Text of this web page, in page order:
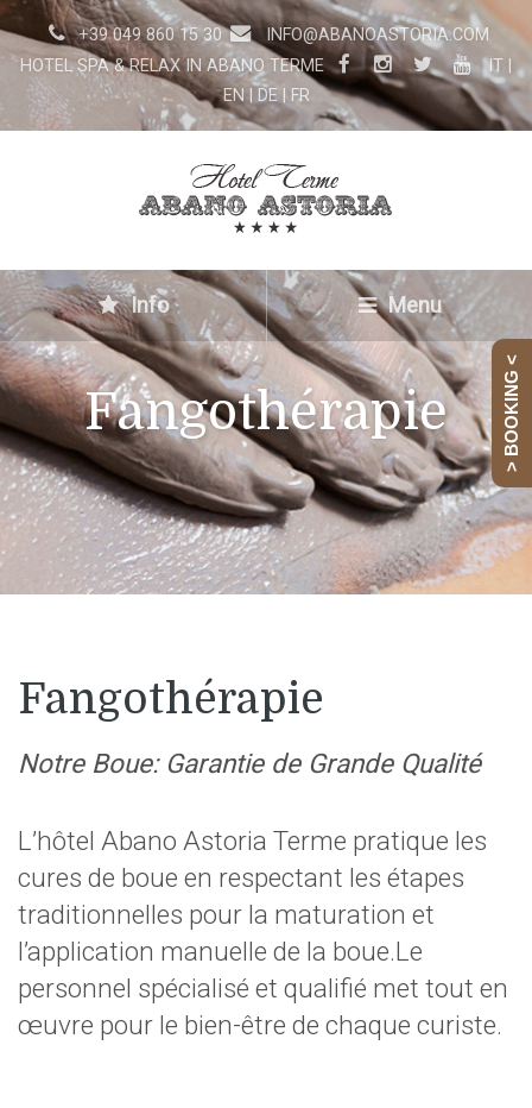
+39 049 860 15 30
INFO@ABANOASTORIA.COM
HOTEL SPA & RELAX IN ABANO TERME
IT|
EN| DE| FR
Info Menu
Fangothérapie
Fangothérapie
Notre Boue: Garantie de Grande Qualité
L’hôtel Abano Astoria Terme pratique les
cures de boue en respectant les étapes
traditionnelles pour la maturation et
l’application manuelle de la boue.Le
personnel spécialisé et qualifié met tout en
œuvre pour le bien-être de chaque curiste.
> BOOKING <